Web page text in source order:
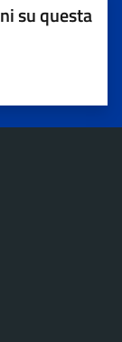
su questa